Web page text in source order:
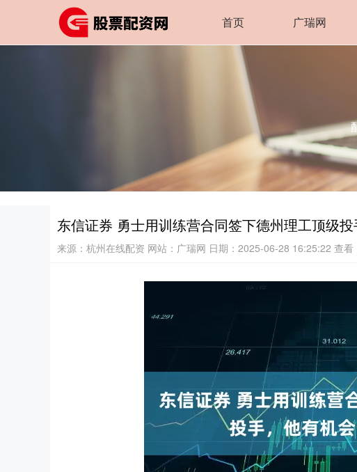
首页 广瑞网
东信证券 勇士用训练营合同签下德州理工顶级
来源：杭州在线配资 网站：广瑞网 日期：2025-06-28 16:25:22 查看